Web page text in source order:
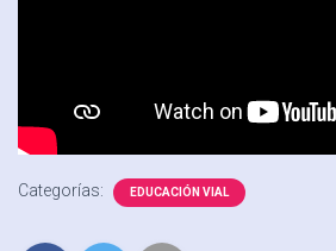
Categorías: EDUCACIÓN VIAL